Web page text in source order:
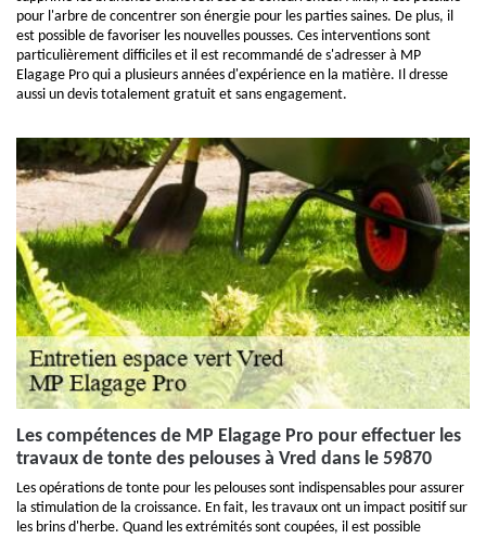
pour l'arbre de concentrer son énergie pour les parties saines. De plus, il
est possible de favoriser les nouvelles pousses. Ces interventions sont
particulièrement difficiles et il est recommandé de s'adresser à MP
Elagage Pro qui a plusieurs années d'expérience en la matière. Il dresse
aussi un devis totalement gratuit et sans engagement.
Les compétences de MP Elagage Pro pour effectuer les
travaux de tonte des pelouses à Vred dans le 59870
Les opérations de tonte pour les pelouses sont indispensables pour assurer
la stimulation de la croissance. En fait, les travaux ont un impact positif sur
les brins d'herbe. Quand les extrémités sont coupées, il est possible